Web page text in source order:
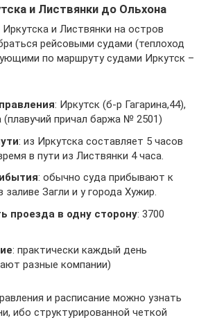
и Листвянки до Ольхона
и Листвянки на остров
рейсовыми судами (теплоход
по маршруту судами Иркутск –
: Иркутск (б-р Гагарина,44),
(плавучий причал баржа № 2501)
: из Иркутска составляет 5 часов
в пути из Листвянки 4 часа.
: обычно суда прибывают к
заливе Загли и у города Хужир.
проезда в одну сторону: 3700
: практически каждый день
разные компании)
и расписание можно узнать
ибо структурированной четкой